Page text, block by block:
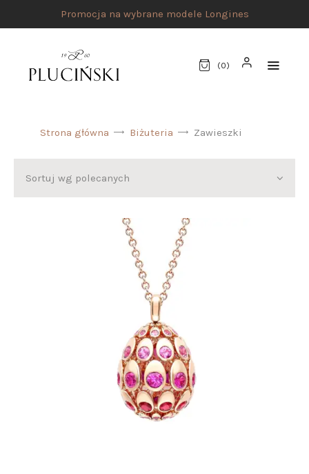
Promocja na wybrane modele Longines
(0)
Strona główna Biżuteria Zawieszki
STRONA GŁÓWNA
UMÓW SPOTKANIE
SKLEP
ATELIER PLUCIŃSKI